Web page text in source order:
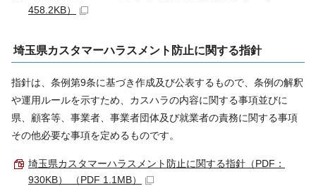
458.2KB）
埼玉県カスタマーハラスメント防止に関する指針
指針は、条例第9条に基づき作成及び公表するもので、条例の解釈
や運用ルールを示すため、カスハラの内容に関する事項並びに
県、顧客等、事業者、事業者団体及び就業者の責務に関する事項
その他必要な事項を定めるものです。
埼玉県カスタマーハラスメント防止に関する指針（PDF：
930KB） （PDF 1.1MB）